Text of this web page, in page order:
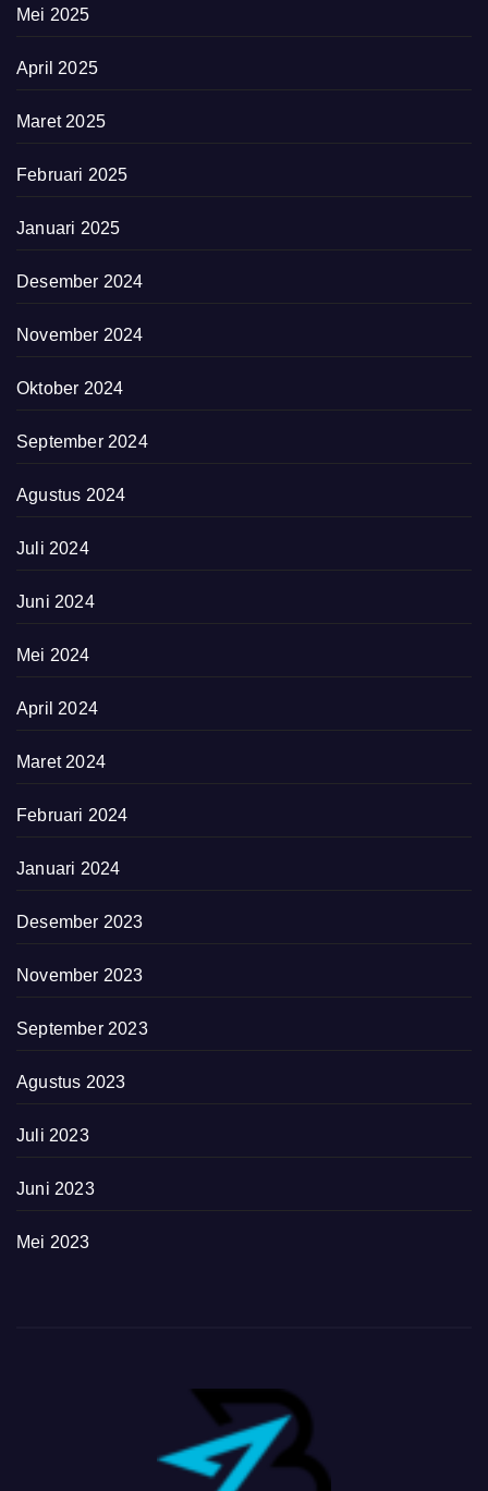
Mei 2025
April 2025
Maret 2025
Februari 2025
Januari 2025
Desember 2024
November 2024
Oktober 2024
September 2024
Agustus 2024
Juli 2024
Juni 2024
Mei 2024
April 2024
Maret 2024
Februari 2024
Januari 2024
Desember 2023
November 2023
September 2023
Agustus 2023
Juli 2023
Juni 2023
Mei 2023